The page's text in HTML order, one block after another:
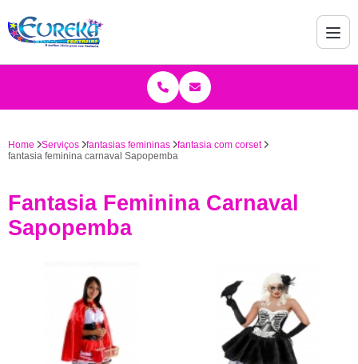
Home Serviços fantasias femininas
fantasia com corset
fantasia feminina carnaval Sapopemba
Fantasia Feminina Carnaval
Sapopemba